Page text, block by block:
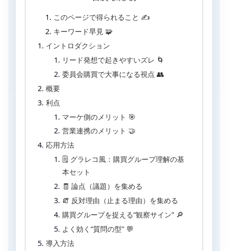
このページで得られること ✍️
キーワード早見 🧩
イントロダクション
リード発想で起きやすいズレ 🌀
委員会購買で大事になる視点 👥
概要
利点
マーケ側のメリット 🎯
営業連携のメリット 🤝
応用方法
🗒️ グラレコ風：購買グループ理解の基
本セット
🧾 論点（議題）を集める
🧯 反対理由（止まる理由）を集める
購買グループを捉える“観察サイン” 🔎
よく効く“質問の型” 💬
導入方法